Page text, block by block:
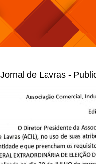
Jornal de Lavras -